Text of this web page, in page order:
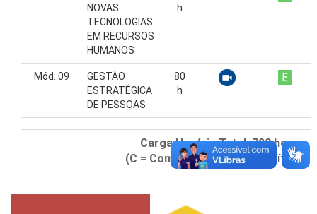
NOVAS
TECNOLOGIAS
EM RECURSOS
HUMANOS
h
Mód. 09
GESTÃO
ESTRATÉGICA
DE PESSOAS
80
h
Carga Horária Total:720horas
(C = Comum) (E = Específico)